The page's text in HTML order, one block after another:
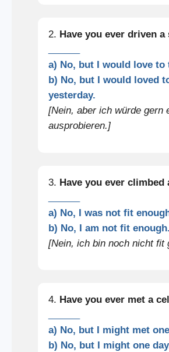
2. Have you ever driven
a) No, but I would love to
b) No, but I would loved
yesterday.
[Nein, aber ich würde gern
ausprobieren.]
3. Have you ever climbed
a) No, I was not fit
b) No, I am not fit enough.
[Nein, ich bin noch nicht fit
4. Have you ever met a
a) No, but I might met
b) No, but I might one